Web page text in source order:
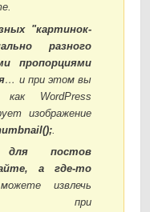
"картинок-
разного
пропорциями
… и при этом вы
WordPress
изображение
постов
а где-то
извлечь
при